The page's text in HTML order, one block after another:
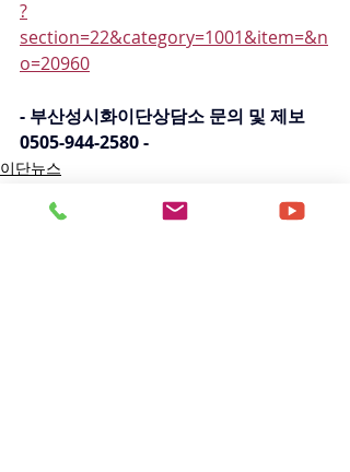
?
section=22&category=1001&item=&n
o=20960
- 부산성시화이단상담소 문의 및 제보
0505-944-2580 -
이단뉴스